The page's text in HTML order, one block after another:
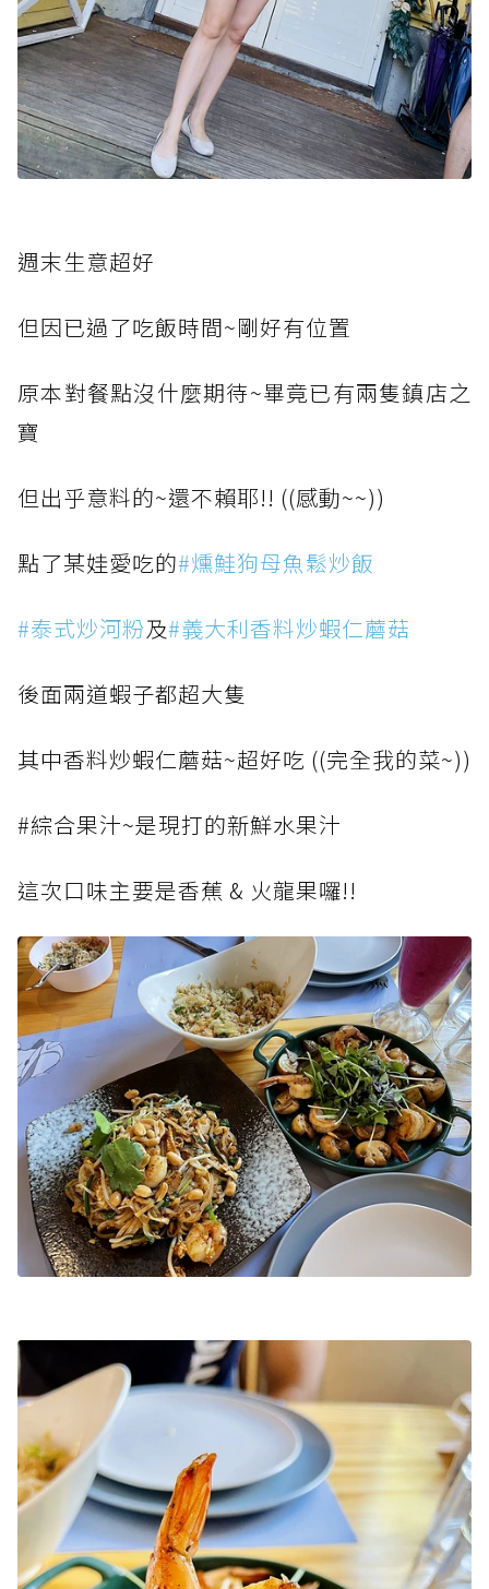
週末生意超好
但因已過了吃飯時間~剛好有位置
原本對餐點沒什麼期待~畢竟已有兩隻鎮店之
寶
但出乎意料的~還不賴耶!! ((感動~~))
點了某娃愛吃的#燻鮭狗母魚鬆炒飯
#泰式炒河粉及#義大利香料炒蝦仁蘑菇
後面兩道蝦子都超大隻
其中香料炒蝦仁蘑菇~超好吃 ((完全我的菜~))
#綜合果汁~是現打的新鮮水果汁
這次口味主要是香蕉 & 火龍果囉!!